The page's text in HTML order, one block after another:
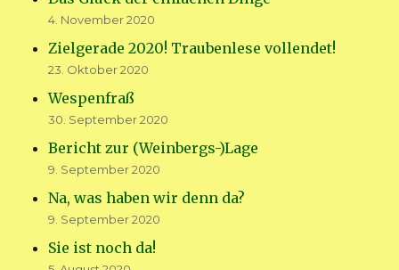
4. November 2020
Zielgerade 2020! Traubenlese vollendet!
23. Oktober 2020
Wespenfraß
30. September 2020
Bericht zur (Weinbergs-)Lage
9. September 2020
Na, was haben wir denn da?
9. September 2020
Sie ist noch da!